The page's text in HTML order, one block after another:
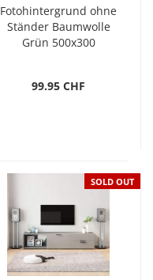
Fotohintergrund ohne
Ständer Baumwolle
Grün 500x300
99.95 CHF
SOLD OUT